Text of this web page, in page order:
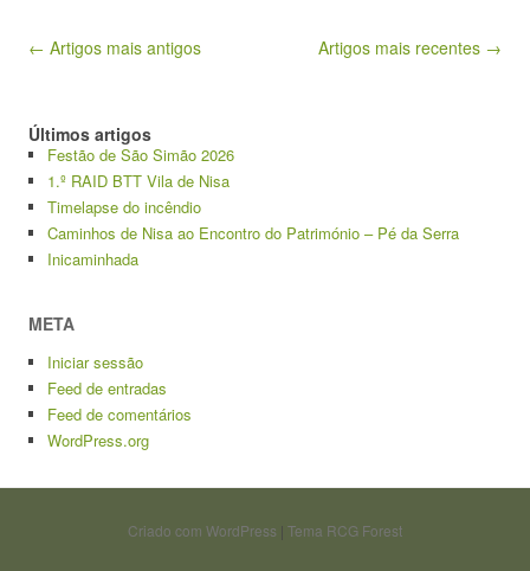
Navegação de artigos
← Artigos mais antigos Artigos mais recentes →
Últimos artigos
Festão de São Simão 2026
1.º RAID BTT Vila de Nisa
Timelapse do incêndio
Caminhos de Nisa ao Encontro do Património – Pé da Serra
Inicaminhada
META
Iniciar sessão
Feed de entradas
Feed de comentários
WordPress.org
Criado com WordPress | Tema RCG Forest